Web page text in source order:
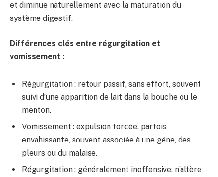
et diminue naturellement avec la maturation du
système digestif.
Différences clés entre régurgitation et
vomissement :
Régurgitation : retour passif, sans effort, souvent
suivi d’une apparition de lait dans la bouche ou le
menton.
Vomissement : expulsion forcée, parfois
envahissante, souvent associée à une gêne, des
pleurs ou du malaise.
Régurgitation : généralement inoffensive, n’altère